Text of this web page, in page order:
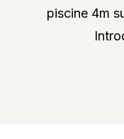
piscine 4m